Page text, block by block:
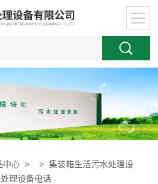
中心 > >集装箱生活污水处理设
理设备电话